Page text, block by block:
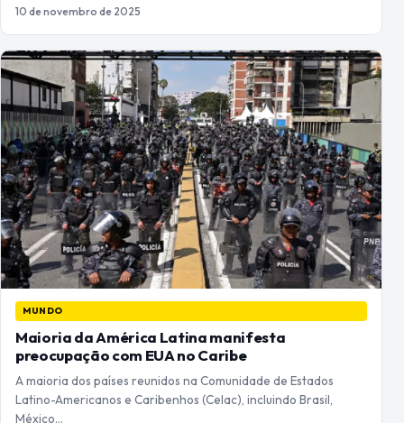
10 de novembro de 2025
MUNDO
Maioria da América Latina manifesta
preocupação com EUA no Caribe
A maioria dos países reunidos na Comunidade de Estados
Latino-Americanos e Caribenhos (Celac), incluindo Brasil,
México…